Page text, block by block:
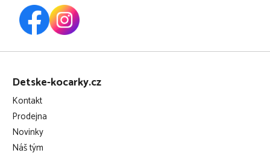
Z
Detske-kocarky.cz
Kontakt
Prodejna
Novinky
Náš tým